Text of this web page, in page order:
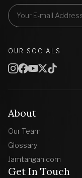
About
Our Team
Glossary
Jamtangan.com
Get In Touch
OUR SOCIALS